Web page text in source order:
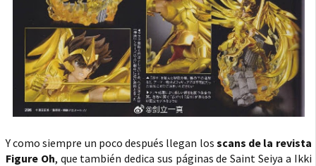
Y como siempre un poco después llegan los scans de la revista
Figure Oh, que también dedica sus páginas de Saint Seiya a Ikki